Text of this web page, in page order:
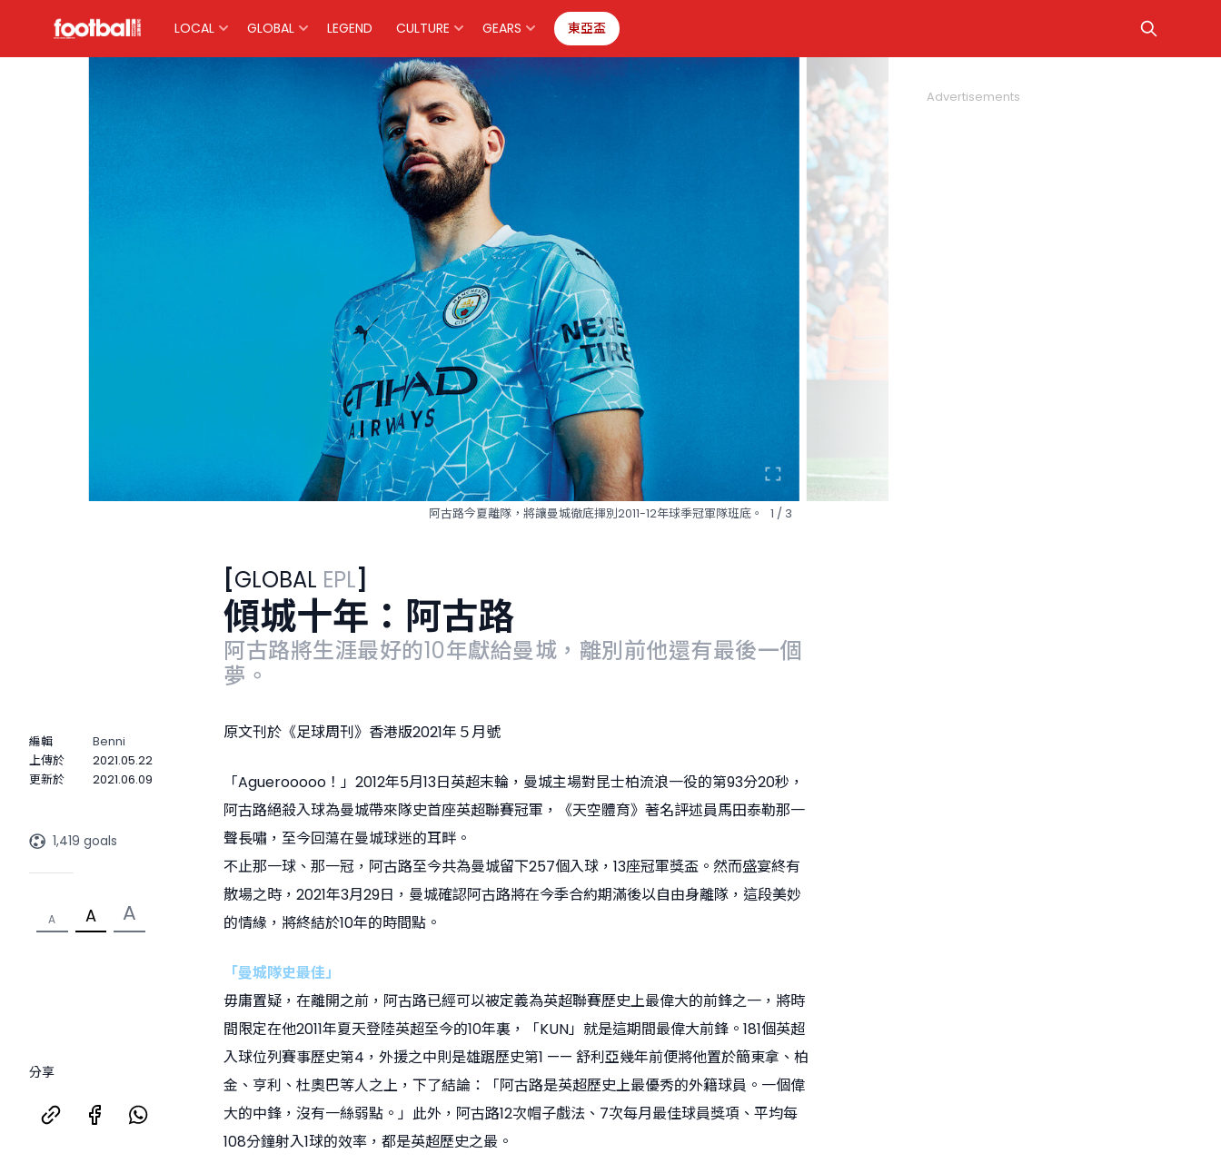
LOCAL GLOBAL LEGEND CULTURE GEARS 東亞盃
第93分20秒絕殺昆士柏流浪、帶來英超冠軍的入球，是阿古路留給曼城球迷最珍貴的回憶。
[GLOBAL EPL]
傾城十年：阿古路
阿古路將生涯最好的10年獻給曼城，離別前他還有最後一個
夢。
編輯
Benni
上傳於
2021.05.22
更新於
2021.06.09
1,419 goals
A A A
分享
原文刊於《足球周刊》香港版2021年５月號
「Aguerooooo！」2012年5月13日英超末輪，曼城主場對昆士柏流浪一役的第93分20秒，
阿古路絕殺入球為曼城帶來隊史首座英超聯賽冠軍，《天空體育》著名評述員馬田泰勒那一
聲長嘯，至今回蕩在曼城球迷的耳畔。
不止那一球、那一冠，阿古路至今共為曼城留下257個入球，13座冠軍獎盃。然而盛宴終有
散場之時，2021年3月29日，曼城確認阿古路將在今季合約期滿後以自由身離隊，這段美妙
的情緣，將終結於10年的時間點。
「曼城隊史最佳」
毋庸置疑，在離開之前，阿古路已經可以被定義為英超聯賽歷史上最偉大的前鋒之一，將時
間限定在他2011年夏天登陸英超至今的10年裏，「KUN」就是這期間最偉大前鋒。181個英超
入球位列賽事歷史第4，外援之中則是雄踞歷史第1 —— 舒利亞幾年前便將他置於簡東拿、柏
金、亨利、杜奧巴等人之上，下了結論：「阿古路是英超歷史上最優秀的外籍球員。一個偉
大的中鋒，沒有一絲弱點。」此外，阿古路12次帽子戲法、7次每月最佳球員獎項、平均每
108分鐘射入1球的效率，都是英超歷史之最。
Advertisements